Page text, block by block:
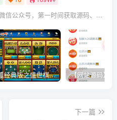
扫一扫关注官方微信公众号，第一时间获取源码、网赚项目资源教程，自媒体等知识干货，让互联网创业赚钱更简单。
网狐经典版之盛世棋牌完整游戏源码（包含文档、架设教程、网站、源代码等）
下一篇